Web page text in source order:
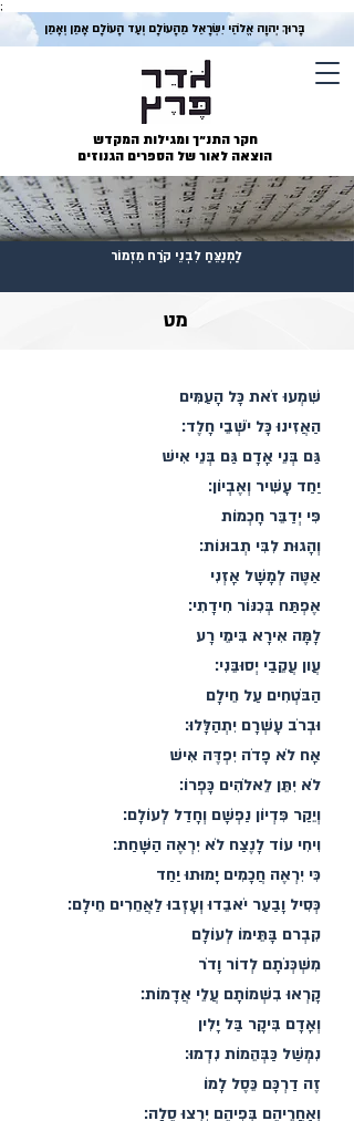
;
בָּרוּךְ יְהוָה אֱלֹהֵי יִשְׂרָאֵל מֵהָעוֹלָם וְעַד הָעוֹלָם אָמֵן וְאָמֵן
חקר התנ״ך ומגילות המקדש
הוצאה לאור של הספרים הגנוזים
לַמְנַצֵּחַ לִבְנֵי קֹרַח מִזְמוֹר
מט
שִׁמְעוּ זֹאת כָּל הָעַמִּים
הַאֲזִינוּ כָּל יֹשְׁבֵי חָלֶד׃
גַּם בְּנֵי אָדָם גַּם בְּנֵי אִישׁ
יַחַד עָשִׁיר וְאֶבְיוֹן׃
פִּי יְדַבֵּר חָכְמוֹת
וְהָגוּת לִבִּי תְבוּנוֹת׃
אַטֶּה לְמָשָׁל אָזְנִי
אֶפְתַּח בְּכִנּוֹר חִידָתִי׃
לָמָּה אִירָא בִּימֵי רָע
עֲון עֲקֵבַי יְסוּבֵּנִי׃
הַבֹּטְחִים עַל חֵילָם
וּבְרֹב עָשְׁרָם יִתְהַלָּלוּ׃
אָח לֹא פָדֹה יִפְדֶּה אִישׁ
לֹא יִתֵּן לֵאלֹהִים כָּפְרוֹ׃
וְיֵקַר פִּדְיוֹן נַפְשָׁם וְחָדַל לְעוֹלָם׃
וִיחִי עוֹד לָנֶצַח לֹא יִרְאֶה הַשָּׁחַת׃
כִּי יִרְאֶה חֲכָמִים יָמוּתוּ יַחַד
כְּסִיל וָבַעַר יֹאבֵדוּ וְעָזְבוּ לַאֲחֵרִים חֵילָם׃
קִבְרם בָּתֵּימוֹ לְעוֹלָם
מִשְׁכְּנֹתָם לְדוֹר וָדֹר
קָרְאוּ בִשְׁמוֹתָם עֲלֵי אֲדָמוֹת׃
וְאָדָם בִּיקָר בַּל יָלִין
נִמְשַׁל כַּבְּהֵמוֹת נִדְמוּ׃
זֶה דַרְכָּם כֵּסֶל לָמוֹ
וְאַחֲרֵיהֶם בְּפִיהֶם יִרְצוּ סֶלָה׃